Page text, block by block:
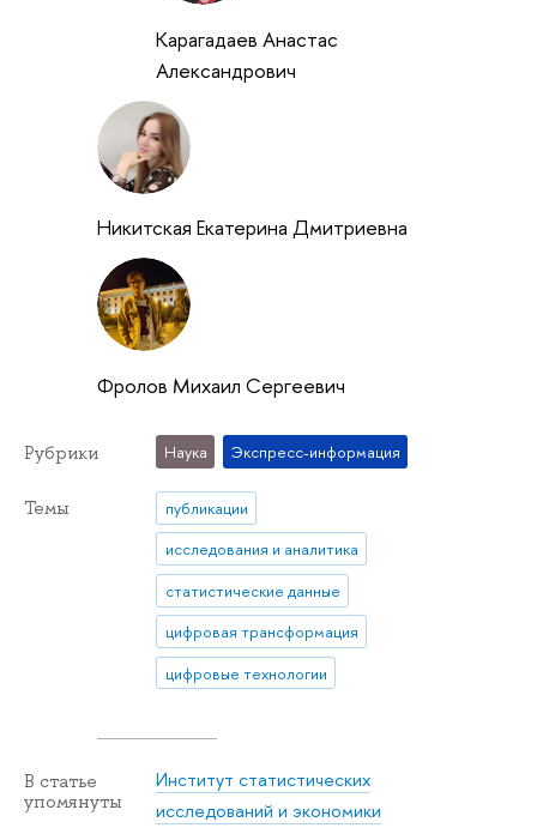
Карагадаев Анастас
Александрович
Никитская Екатерина Дмитриевна
Фролов Михаил Сергеевич
Рубрики Наука Экспресс-информация
Темы
публикации
исследования и аналитика
статистические данные
цифровая трансформация
цифровые технологии
В статье
упомянуты
Институт статистических
исследований и экономики